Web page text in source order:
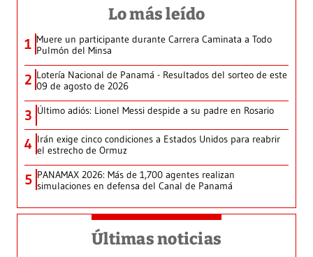
Lo más leído
1 Muere un participante durante Carrera Caminata a Todo
Pulmón del Minsa
2 Lotería Nacional de Panamá - Resultados del sorteo de este
09 de agosto de 2026
3 Último adiós: Lionel Messi despide a su padre en Rosario
4 Irán exige cinco condiciones a Estados Unidos para reabrir
el estrecho de Ormuz
5 PANAMAX 2026: Más de 1,700 agentes realizan
simulaciones en defensa del Canal de Panamá
Últimas noticias